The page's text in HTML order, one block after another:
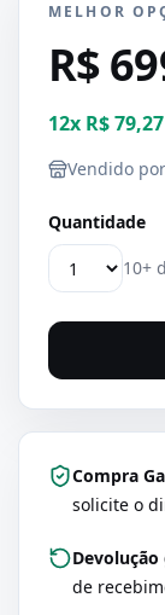
MELHOR
R$
12x R$ 79,27
Vendido por
Quantidade
10+
Compra
solicite o
de